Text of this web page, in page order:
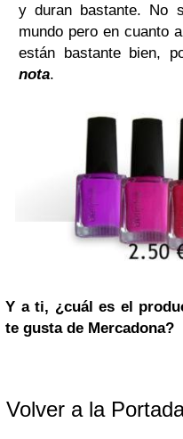
y duran bastante. No
mundo pero en cuanto
están bastante bien,
nota.
Y a ti, ¿cuál es el
te gusta de Mercadona?
Volver a la